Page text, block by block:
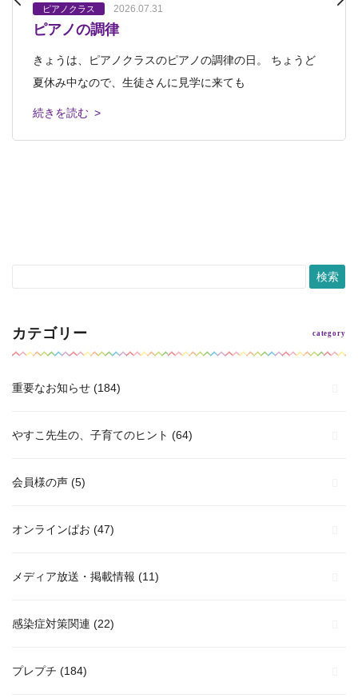
ピアノクラス 2026.07.31
ピアノの調律
きょうは、ピアノクラスのピアノの調律の日。 ちょうど
夏休み中なので、生徒さんに見学に来ても
続きを読む >
オンラインぱお プレプチ
ジュニアクラス
科 ロボット教室 ピアノクラス 2024.01.01
ありがとう2023 よろしく2024
私達が齢33で立ち上げた造形教室「アトリエぱお」は、早
プレプチ プチクラス
中高生クラス・おとなクラス
室 ピアノクラス 2023.12.31
2023年忘年会～ 2024年も進化していきま
ピアノクラス 会員さんへのお知らせ
ピアノクラスの発表会 プログラムができま
した♪
ピアノクラス発表会のプログラムができました。 西洋音
楽の礎を築いた古い時代の
ピアノクラス 2023.03.21
もうすぐピアノクラスの発表会♪
ピアノクラスの溝尻雅子です。こんにちは。 もうすぐピ
アノクラスの発表会です。 ピアノを
続きを読む >
カテゴリー
重要なお知らせ (184)
やすこ先生の、子育てのヒント (64)
会員様の声 (5)
オンラインぱお (47)
メディア放送・掲載情報 (11)
感染症対策関連 (22)
プレプチ (184)